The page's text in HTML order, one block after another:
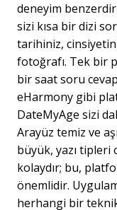
deneyim
sizi kısa bir dizi
tarihiniz,
fotoğrafı. Tek bir
bir saat soru
eHarmony gibi
DateMyAge sizi
Arayüz temiz ve
büyük, yazı
kolaydır; bu,
önemlidir.
herhangi bir